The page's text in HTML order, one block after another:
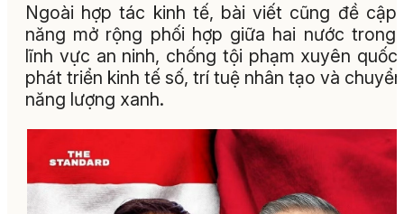
Ngoài hợp tác kinh tế, bài viết cũng đề cập
năng mở rộng phối hợp giữa hai nước trong
lĩnh vực an ninh, chống tội phạm xuyên quốc
phát triển kinh tế số, trí tuệ nhân tạo và
năng lượng xanh.